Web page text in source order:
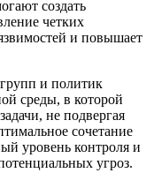
создать
четких
и повышает
и политик
среды, в которой
не подвергая
сочетание
уровень контроля и
угроз.